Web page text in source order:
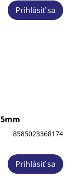
Prihlásiť sa
8585023368174
Prihlásiť sa